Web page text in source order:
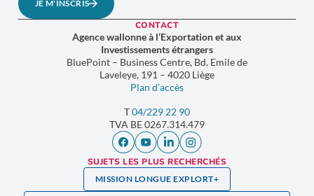
JE M'INSCRIS
CONTACT
Agence wallonne à l’Exportation et aux
Investissements étrangers
BluePoint – Business Centre, Bd. Emile de
Laveleye, 191 – 4020 Liège
Plan d’accès
T04/229 22 90
TVA BE 0267.314.479
SUJETS LES PLUS RECHERCHÉS
MISSION LONGUE EXPLORT+